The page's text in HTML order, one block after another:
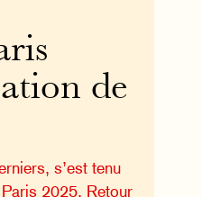
de
s’est tenu
2025. Retour